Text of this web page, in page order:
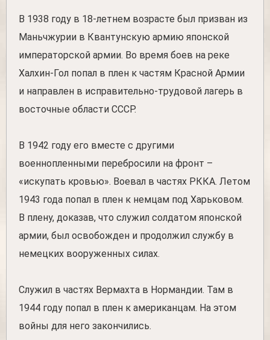
В 1938 году в 18-летнем возрасте был призван из
Маньчжурии в Квантунскую армию японской
императорской армии. Во время боев на реке
Халхин-Гол попал в плен к частям Красной Армии
и направлен в исправительно-трудовой лагерь в
восточные области СССР.
В 1942 году его вместе с другими
военнопленными перебросили на фронт –
«искупать кровью». Воевал в частях РККА. Летом
1943 года попал в плен к немцам под Харьковом.
В плену, доказав, что служил солдатом японской
армии, был освобожден и продолжил службу в
немецких вооруженных силах.
Служил в частях Вермахта в Нормандии. Там в
1944 году попал в плен к американцам. На этом
войны для него закончились.